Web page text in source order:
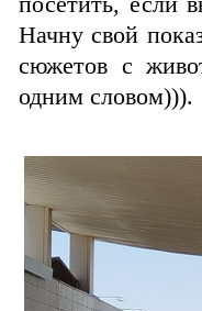
Начну свой
сюжетов с
одним словом))).